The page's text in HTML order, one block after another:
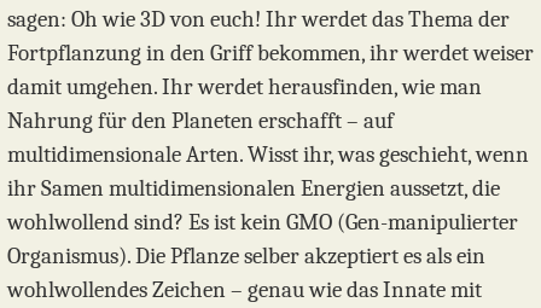
sagen: Oh wie 3D von euch! Ihr werdet das Thema der
Fortpflanzung in den Griff bekommen, ihr werdet weiser
damit umgehen. Ihr werdet herausfinden, wie man
Nahrung für den Planeten erschafft – auf
multidimensionale Arten. Wisst ihr, was geschieht, wenn
ihr Samen multidimensionalen Energien aussetzt, die
wohlwollend sind? Es ist kein GMO (Gen-manipulierter
Organismus). Die Pflanze selber akzeptiert es als ein
wohlwollendes Zeichen – genau wie das Innate mit